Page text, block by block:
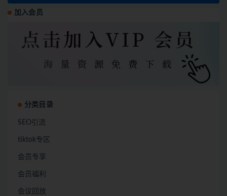
加入会员
分类目录
SEO引流
tiktok专区
会员专享
会员福利
会议回放